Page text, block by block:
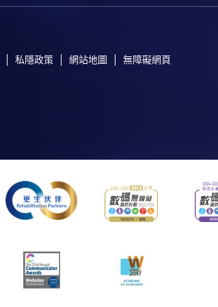
私隱政策 網站地圖 無障礙網頁